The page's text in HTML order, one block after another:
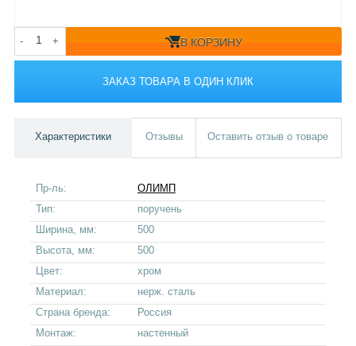
- + В КОРЗИНУ
ЗАКАЗ ТОВАРА В ОДИН КЛИК
Характеристики Отзывы Оставить отзыв о товаре
Пр-ль:
ОЛИМП
Тип:
поручень
Ширина, мм:
500
Высота, мм:
500
Цвет:
хром
Материал:
нерж. сталь
Страна бренда:
Россия
Монтаж:
настенный